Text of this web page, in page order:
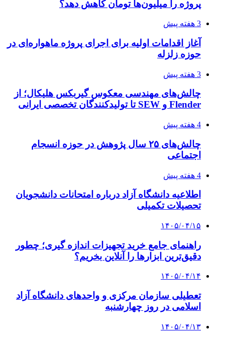
پروژه را میلیون‌ها تومان کاهش دهد؟
3 هفته پیش
آغاز اقدامات اولیه برای اجرای پروژه ماهواره‌ای در
حوزه زلزله
3 هفته پیش
چالش‌های مهندسی معکوس گیربکس هلیکال؛ از
Flender و SEW تا تولیدکنندگان تخصصی ایرانی
4 هفته پیش
چالش‌های ۲۵ سال پژوهش در حوزه انسجام
اجتماعی
4 هفته پیش
اطلاعیه دانشگاه آزاد درباره امتحانات دانشجویان
تحصیلات تکمیلی
۱۴۰۵/۰۴/۱۵
راهنمای جامع خرید تجهیزات اندازه گیری؛ چطور
دقیق‌ترین ابزارها را آنلاین بخریم؟
۱۴۰۵/۰۴/۱۴
تعطیلی سازمان مرکزی و واحدهای دانشگاه آزاد
اسلامی در روز چهارشنبه
۱۴۰۵/۰۴/۱۳